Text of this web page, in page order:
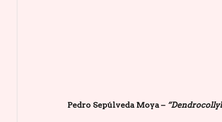
Pedro Sepúlveda Moya –